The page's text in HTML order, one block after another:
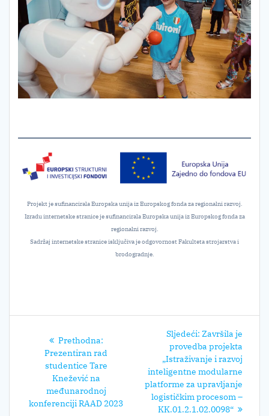
Projekt je sufinancirala Europska unija iz Europskog fonda za regionalni razvoj.
Izradu internetske stranice je sufinancirala Europska unija iz Europskog fonda za
regionalni razvoj.
Sadržaj internetske stranice isključiva je odgovornost Fakulteta strojarstva i
brodogradnje.
objava
Prethodna:Prethodni
post:
Prezentiran rad
studentice Tare
Knežević na
međunarodnoj
konferenciji RAAD 2023
Sljedeći: Sljedeći
post:
Završila je
provedba projekta
„Istraživanje i razvoj
inteligentne modularne
platforme za upravljanje
logističkim procesom –
KK.01.2.1.02.0098“